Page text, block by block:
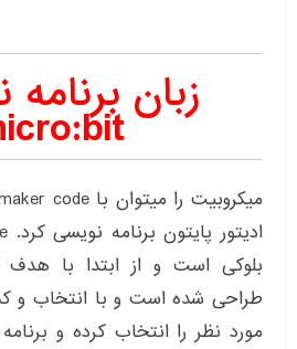
زبان
بلوکی است و از ابتدا با هدف
طراحی شده است و با انتخاب و
مورد نظر را انتخاب کرده و